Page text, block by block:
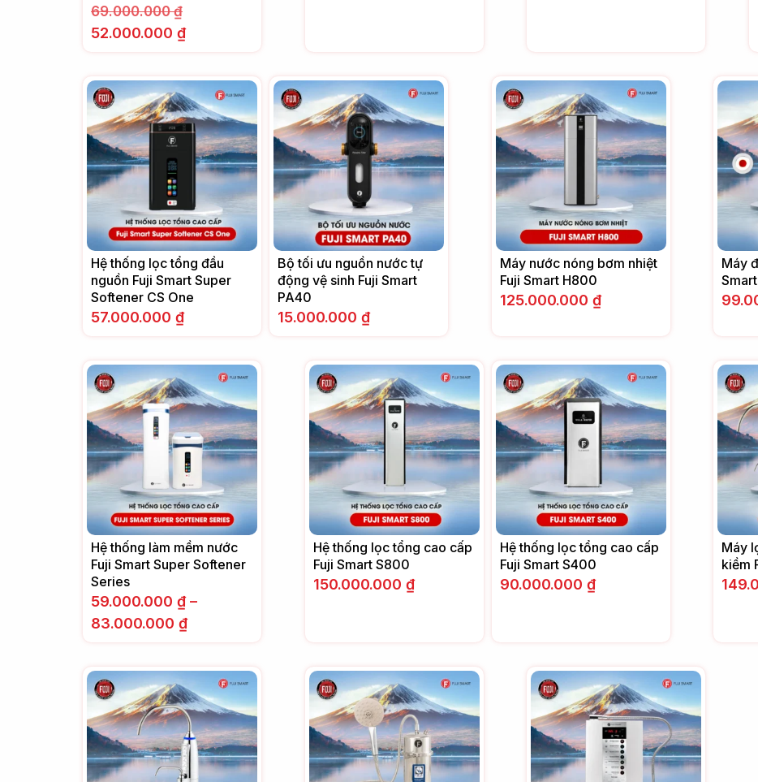
69.000.000₫
52.000.000 ₫
Hệ thống lọc tổng đầu
nguồn Fuji Smart Super
Softener CS One
57.000.000 ₫
Bộ tối ưu nguồn nước tự
động vệ sinh Fuji Smart
PA40
15.000.000 ₫
Máy nước nóng bơm nhiệt
Fuji Smart H800
125.000.000 ₫
Máy
Hệ thống làm mềm nước
Fuji Smart Super Softener
Series
59.000.000 ₫ –
83.000.000 ₫
Hệ thống lọc tổng cao cấp
Fuji Smart S800
150.000.000 ₫
Hệ thống lọc tổng cao cấp
Fuji Smart S400
90.000.000 ₫
Máy
kiềm